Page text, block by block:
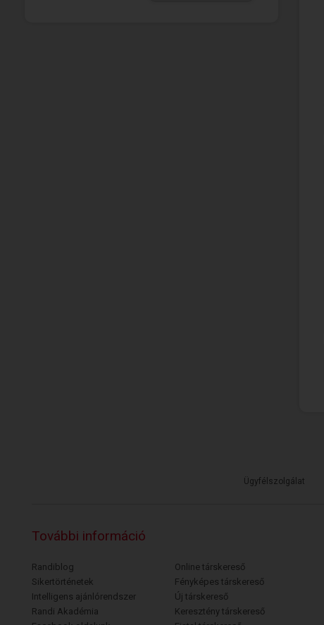
Ügyfélszolgálat
További információ
Randiblog
Sikertörténetek
Intelligens ajánlórendszer
Randi Akadémia
Online társkereső
Fényképes társkereső
Új társkereső
Keresztény társkereső